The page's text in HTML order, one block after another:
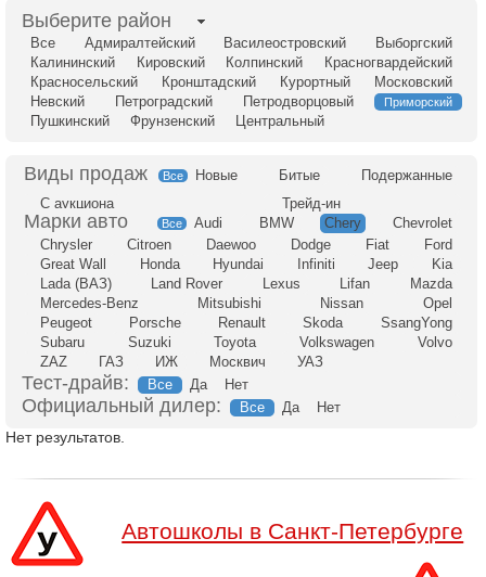
Выберите район
Все Адмиралтейский Василеостровский
Выборгский
Калининский
Кировский Колпинский
Красногвардейский
Красносельский
Кронштадский Курортный
Московский
Невский
Петроградский Петродворцовый Приморский
Пушкинский Фрунзенский Центральный
Все Новые Битые
Подержанные
С аукциона
Трейд-ин
Все Audi BMW Chery
Chevrolet
Chrysler
Citroen Daewoo Dodge Fiat
Ford
Great Wall
Honda Hyundai Infiniti Jeep
Kia
Lada (ВАЗ)
Land Rover Lexus Lifan
Mazda
Mercedes-Benz
Mitsubishi Nissan
Opel
Peugeot
Porsche Renault Skoda
SsangYong
Subaru
Suzuki Toyota Volkswagen
Volvo
ZAZ
ГАЗ ИЖ Москвич УАЗ
Тест-драйв: Все Да Нет
Официальный дилер: Все Да Нет
Нет результатов.
Автошколы в Санкт-Петербурге